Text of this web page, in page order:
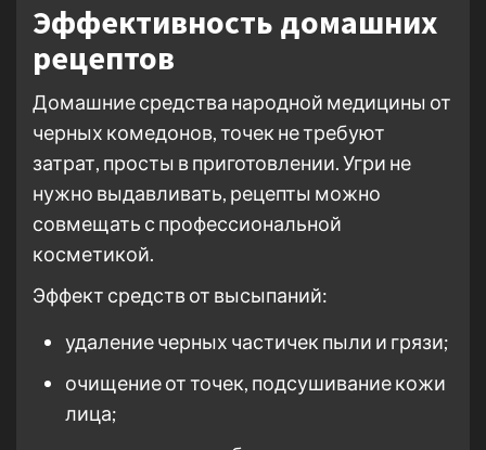
Эффективность домашних
рецептов
Домашние средства народной медицины от
черных комедонов, точек не требуют
затрат, просты в приготовлении. Угри не
нужно выдавливать, рецепты можно
совмещать с профессиональной
косметикой.
Эффект средств от высыпаний:
удаление черных частичек пыли и грязи;
очищение от точек, подсушивание кожи
лица;